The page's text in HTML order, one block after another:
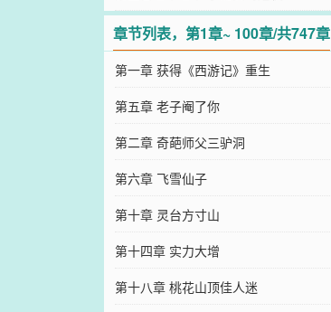
章节列表，第1章~ 100章/共747章
第一章 获得《西游记》重生
第五章 老子阉了你
第二章 奇葩师父三驴洞
第六章 飞雪仙子
第十章 灵台方寸山
第十四章 实力大增
第十八章 桃花山顶佳人迷